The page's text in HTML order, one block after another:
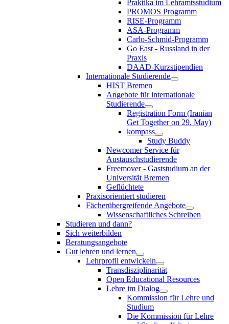
Praktika im Lehramtsstudium
PROMOS Programm
RISE-Programm
ASA-Programm
Carlo-Schmid-Programm
Go East - Russland in der
Praxis
DAAD-Kurzstipendien
Internationale Studierende
HIST Bremen
Angebote für internationale
Studierende
Registration Form (Iranian
Get Together on 29. May)
kompass
Study Buddy
Newcomer Service für
Austauschstudierende
Freemover - Gaststudium an der
Universität Bremen
Geflüchtete
Praxisorientiert studieren
Fächerübergreifende Angebote
Wissenschaftliches Schreiben
Studieren und dann?
Sich weiterbilden
Beratungsangebote
Gut lehren und lernen
Lehrprofil entwickeln
Transdisziplinarität
Open Educational Resources
Lehre im Dialog
Kommission für Lehre und
Studium
Die Kommission für Lehre